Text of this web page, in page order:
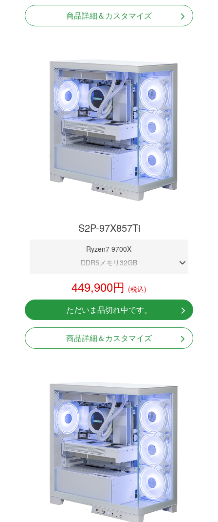
商品詳細＆カスタマイズ
S2P-97X857Ti
Ryzen7 9700X
DDR5メモリ32GB
NVMeSSD 1TB
無線LAN Bluetooth対応
Windows11 Home 64bit
449,900円 (税込)
ただいま品切れ中です。
商品詳細＆カスタマイズ